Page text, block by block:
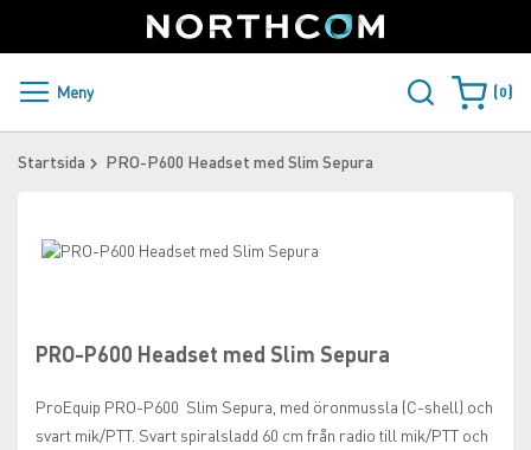
to
Content
Sweden
PRODUKTER OCH LÖSNINGAR
ÅTERFÖRSÄLJARE
Meny Varukorgen
0
Startsida PRO-P600 Headset med Slim Sepura
PRO-P600 Headset med Slim Sepura
ProEquip PRO-P600 Slim Sepura, med öronmussla (C-shell) och
svart mik/PTT. Svart spiralsladd 60 cm från radio till mik/PTT och
Skip
of
the
gallery
beginning
of
images
gallery